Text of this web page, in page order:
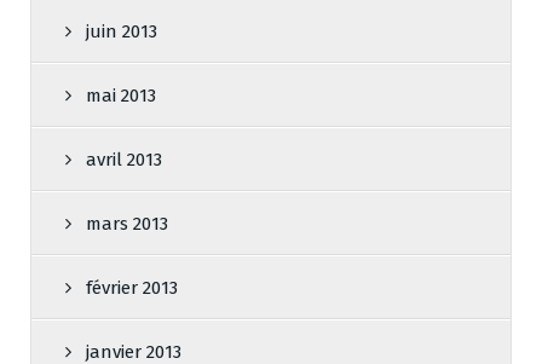
juin 2013
mai 2013
avril 2013
mars 2013
février 2013
janvier 2013